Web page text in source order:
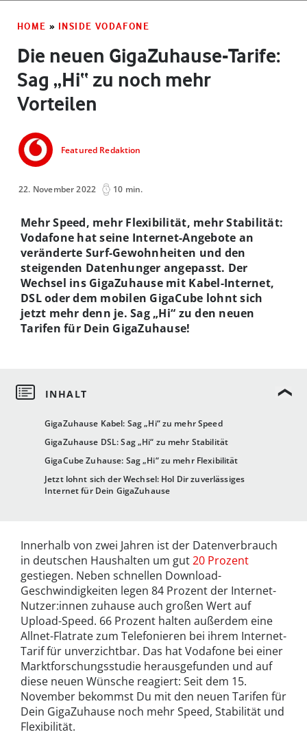
HOME » INSIDE VODAFONE
Die neuen GigaZuhause-Tarife:
Sag „Hi“ zu noch mehr
Vorteilen
Featured Redaktion
22. November 2022 10 min.
GigaZuhause Kabel: Sag „Hi“ zu mehr Speed
GigaZuhause DSL: Sag „Hi“ zu mehr Stabilität
GigaCube Zuhause: Sag „Hi“ zu mehr Flexibilität
Jetzt lohnt sich der Wechsel: Hol Dir zuverlässiges
Internet für Dein GigaZuhause
Mehr Speed, mehr Flexibilität, mehr Stabilität:
Vodafone hat seine Internet-Angebote an
veränderte Surf-Gewohnheiten und den
steigenden Datenhunger angepasst. Der
Wechsel ins GigaZuhause mit Kabel-Internet,
DSL oder dem mobilen GigaCube lohnt sich
jetzt mehr denn je. Sag „Hi“ zu den neuen
Tarifen für Dein GigaZuhause!
Innerhalb von zwei Jahren ist der Datenverbrauch
in deutschen Haushalten um gut20 Prozent
gestiegen. Neben schnellen Download-
Geschwindigkeiten legen 84 Prozent der Internet-
Nutzer:innen zuhause auch großen Wert auf
Upload-Speed. 66 Prozent halten außerdem eine
Allnet-Flatrate zum Telefonieren bei ihrem Internet-
Tarif für unverzichtbar. Das hat Vodafone bei einer
Marktforschungsstudie herausgefunden und auf
diese neuen Wünsche reagiert: Seit dem 15.
November bekommst Du mit den neuen Tarifen für
Dein GigaZuhause noch mehr Speed, Stabilität und
Flexibilität.